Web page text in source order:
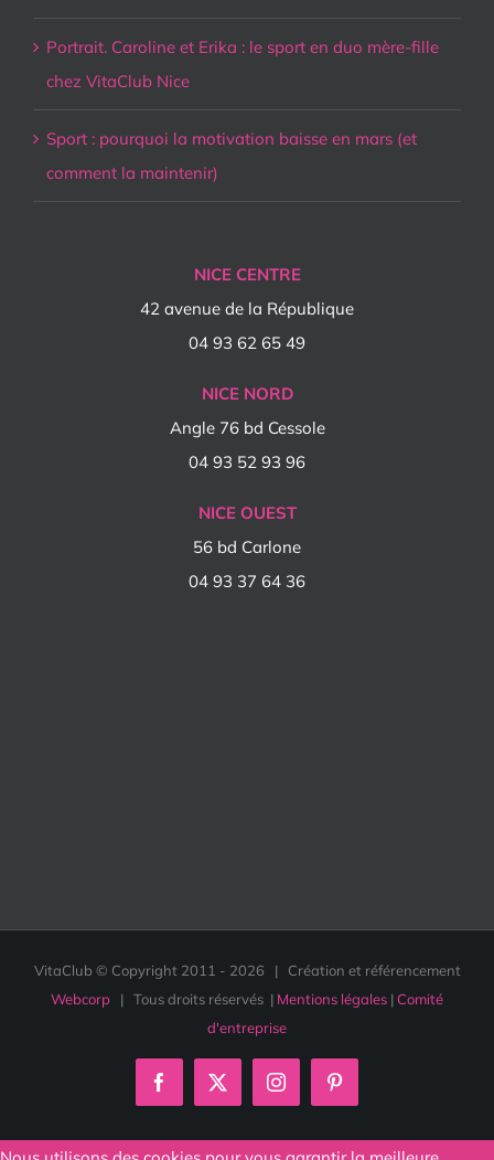
Portrait. Caroline et Erika : le sport en duo mère-fille
chez VitaClub Nice
Sport : pourquoi la motivation baisse en mars (et
comment la maintenir)
NICE CENTRE
42 avenue de la République
04 93 62 65 49
NICE NORD
Angle 76 bd Cessole
04 93 52 93 96
NICE OUEST
56 bd Carlone
04 93 37 64 36
VitaClub © Copyright 2011 - 2026 | Création et référencement
Webcorp | Tous droits réservés | Mentions légales |Comité
d'entreprise
Facebook
X InstagramPinterest